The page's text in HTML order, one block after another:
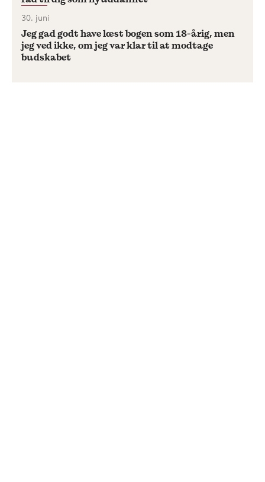
30. juni
Jeg gad godt have læst bogen som 18-årig, men
jeg ved ikke, om jeg var klar til at modtage
budskabet